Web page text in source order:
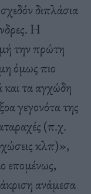
διπλάσια
Η
την πρώτη
όμως πιο
και τα αγχώδη
γεγονότα της
(π.χ.
κλπ)»,
επομένως,
ανάμεσα